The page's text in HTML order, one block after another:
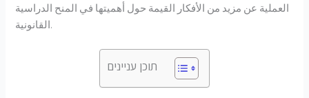
العملية عن مزيد من الأفكار القيمة حول أهميتها في المنح الدراسية
القانونية.
תוכן עניינים